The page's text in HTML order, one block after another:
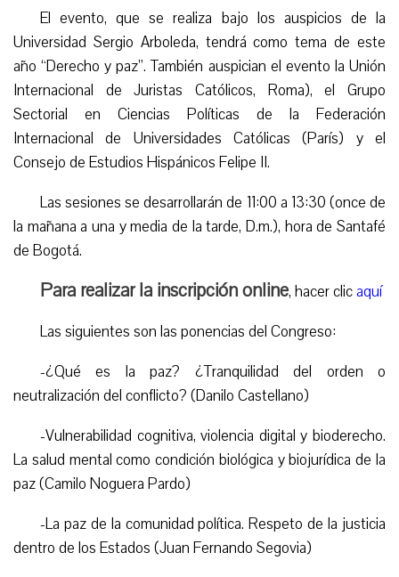
El evento, que se realiza bajo los auspicios de la
Universidad Sergio Arboleda, tendrá como tema de este
año “Derecho y paz”. También auspician el evento la Unión
Internacional de Juristas Católicos, Roma), el Grupo
Sectorial en Ciencias Políticas de la Federación
Internacional de Universidades Católicas (París) y el
Consejo de Estudios Hispánicos Felipe II.
Las sesiones se desarrollarán de 11:00 a 13:30 (once de
la mañana a una y media de la tarde, D.m.), hora de Santafé
de Bogotá.
Para realizar la inscripción online, hacer clicaquí
Las siguientes son las ponencias del Congreso:
-¿Qué es la paz? ¿Tranquilidad del orden o
neutralización del conflicto? (Danilo Castellano)
-Vulnerabilidad cognitiva, violencia digital y bioderecho.
La salud mental como condición biológica y biojurídica de la
paz (Camilo Noguera Pardo)
-La paz de la comunidad política. Respeto de la justicia
dentro de los Estados (Juan Fernando Segovia)